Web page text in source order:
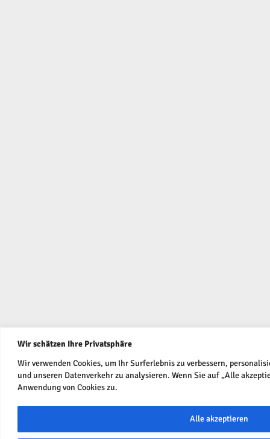
Wir schätzen Ihre Privatsphäre
Wir verwenden Cookies, um Ihr Surferlebnis zu verbessern,
und unseren Datenverkehr zu analysieren. Wenn Sie auf „Alle
Anwendung von Cookies zu.
Alle akzeptieren